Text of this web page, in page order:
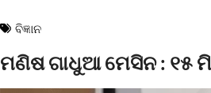
ବିଜ୍ଞାନ
ମଣିଷ ଗାଧୁଆ ମେସିନ : ୧୫